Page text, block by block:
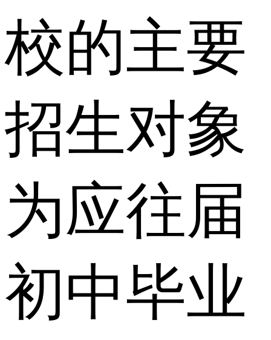
校的主要
招生对象
为应往届
初中毕业